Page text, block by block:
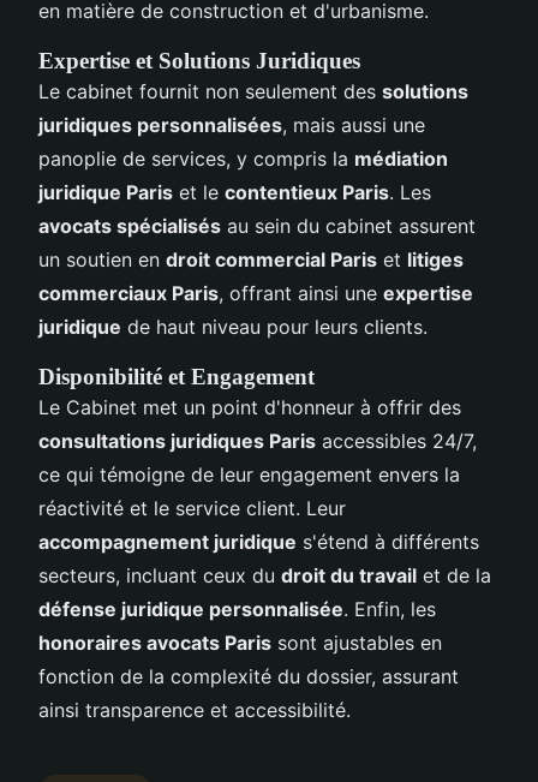
en matière de construction et d'urbanisme.
Expertise et Solutions Juridiques
Le cabinet fournit non seulement des solutions
juridiques personnalisées, mais aussi une
panoplie de services, y compris la médiation
juridique Paris et le contentieux Paris. Les
avocats spécialisés au sein du cabinet assurent
un soutien en droit commercial Paris et litiges
commerciaux Paris, offrant ainsi une expertise
juridique de haut niveau pour leurs clients.
Disponibilité et Engagement
Le Cabinet met un point d'honneur à offrir des
consultations juridiques Paris accessibles 24/7,
ce qui témoigne de leur engagement envers la
réactivité et le service client. Leur
accompagnement juridique s'étend à différents
secteurs, incluant ceux du droit du travail et de la
défense juridique personnalisée. Enfin, les
honoraires avocats Paris sont ajustables en
fonction de la complexité du dossier, assurant
ainsi transparence et accessibilité.